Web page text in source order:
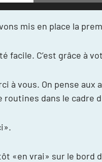
mis en place la
facile. C’est grâce à
à vous. On pense
routines dans le
«en vrai» sur le bord